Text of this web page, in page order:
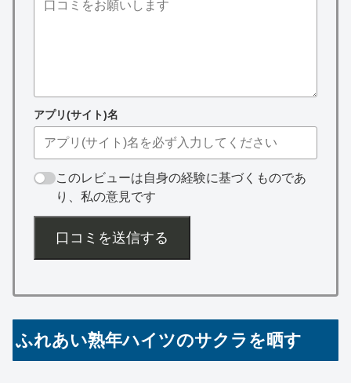
アプリ(サイト)名
このレビューは自身の経験に基づくものであ
り、私の意見です
口コミを送信する
ふれあい熟年ハイツのサクラを晒す